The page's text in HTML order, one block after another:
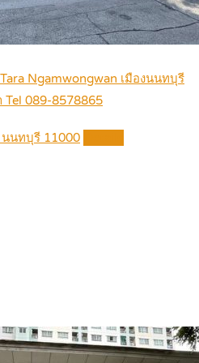
Ngamwongwan เมืองนนทบุรี
Tel 089-8578865
นนทบุรี 11000